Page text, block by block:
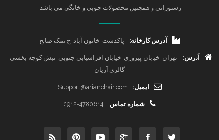
رستورانی و همچنین محصولات چوبی و خانگی می باشد.
آدرس کارخانه: پاکدشت-خاتون آباد-خ نمک صالح
آدرس:
تهران-خیابان پیروزی-خیابان افراسیابی جنوبی-نبش کوچه بخشی-
گالری آریان
ایمیل: Support@arianchair.com
شماره تماس: 0912-4780614